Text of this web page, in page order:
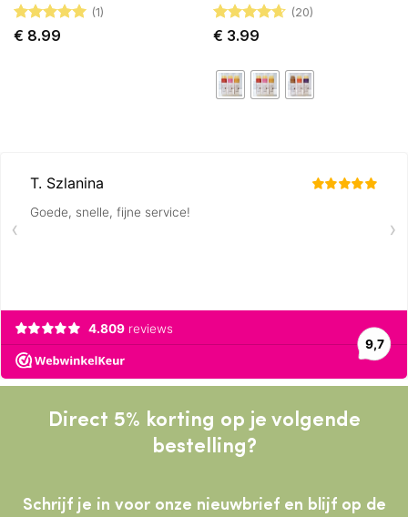
Gewaardeerd
(1)
€ 8.99
Gewaardeerd
(20)
€ 3.99
Direct 5% korting op je volgende
bestelling?
Schrijf je in voor onze nieuwbrief en blijf op de